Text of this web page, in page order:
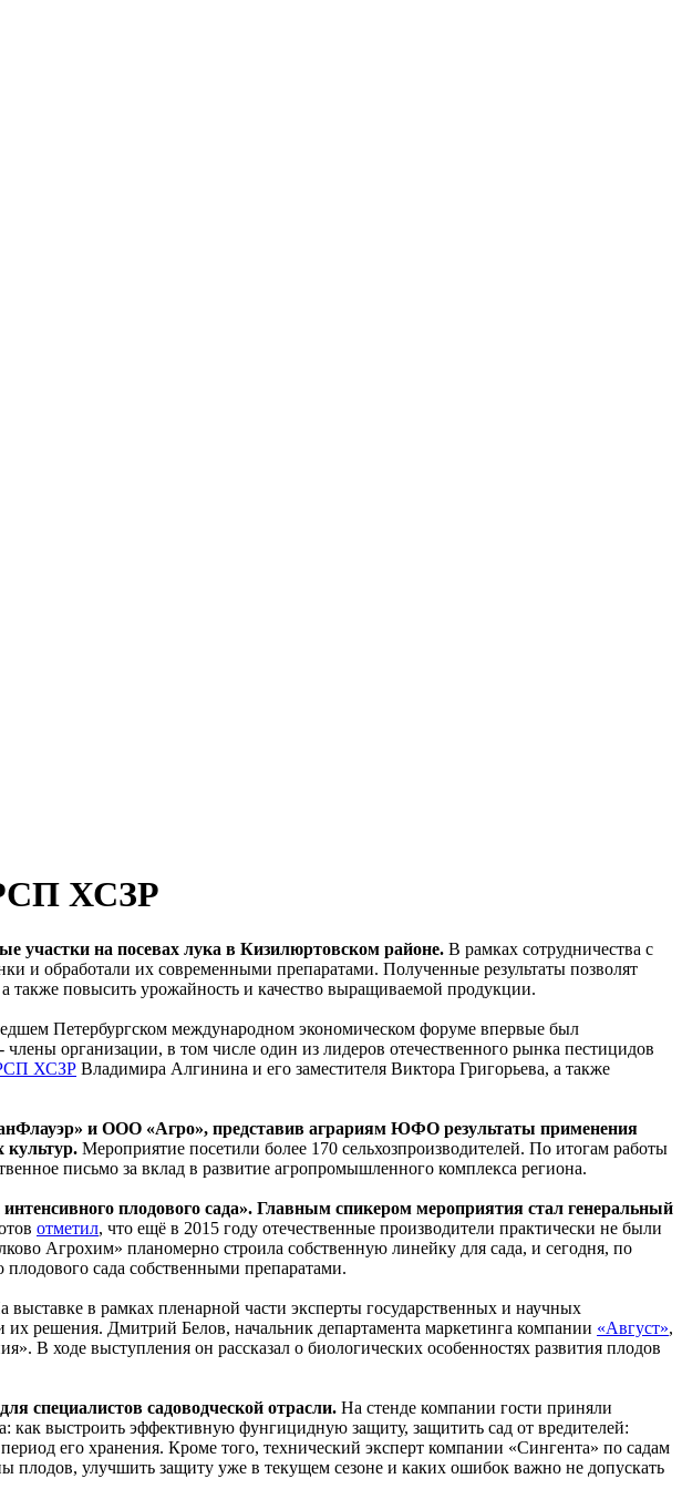
РСП ХСЗР
участки на посевах лука в Кизилюртовском районе. В рамках сотрудничества с
и обработали их современными препаратами. Полученные результаты позволят
также повысить урожайность и качество выращиваемой продукции.
Петербургском международном экономическом форуме впервые был
организации, в том числе один из лидеров отечественного рынка пестицидов
ХСЗР Владимира Алгинина и его заместителя Виктора Григорьева, а также
и ООО «Агро», представив аграриям ЮФО результаты применения
культур. Мероприятие посетили более 170 сельхозпроизводителей. По итогам работы
письмо за вклад в развитие агропромышленного комплекса региона.
плодового сада». Главным спикером мероприятия стал генеральный
отметил, что ещё в 2015 году отечественные производители практически не были
Агрохим» планомерно строила собственную линейку для сада, и сегодня, по
сада собственными препаратами.
выставке в рамках пленарной части эксперты государственных и научных
решения. Дмитрий Белов, начальник департамента маркетинга компании «Август»,
В ходе выступления он рассказал о биологических особенностях развития плодов
специалистов садоводческой отрасли. На стенде компании гости приняли
как выстроить эффективную фунгицидную защиту, защитить сад от вредителей:
его хранения. Кроме того, технический эксперт компании «Сингента» по садам
плодов, улучшить защиту уже в текущем сезоне и каких ошибок важно не допускать